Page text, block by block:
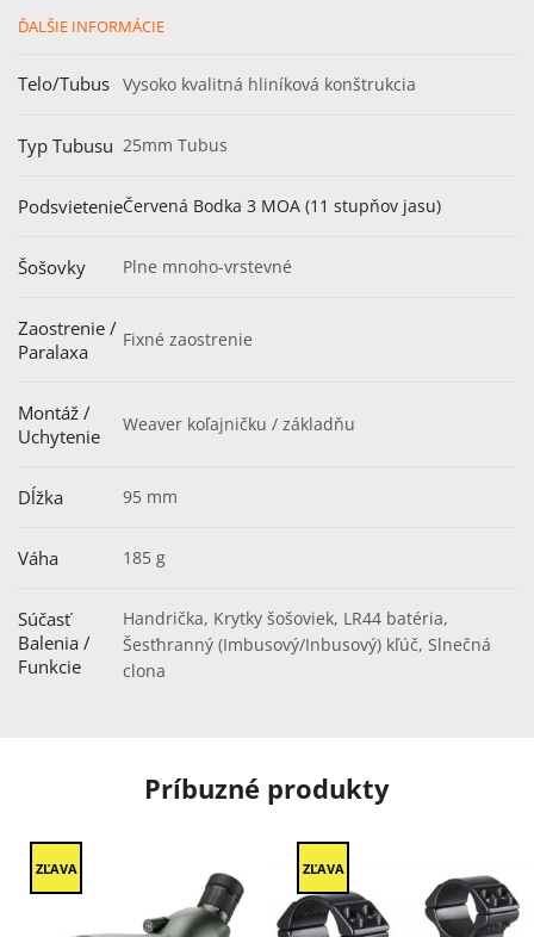
ĎALŠIE INFORMÁCIE
Telo/Tubus Vysoko kvalitná hliníková konštrukcia
Typ Tubusu 25mm Tubus
PodsvietenieČervená Bodka 3 MOA (11 stupňov jasu)
Šošovky Plne mnoho-vrstevné
Zaostrenie /
Paralaxa
Fixné zaostrenie
Montáž /
Uchytenie
Weaver koľajničku / základňu
Dĺžka 95 mm
Váha 185 g
Súčasť
Balenia /
Funkcie
Handrička, Krytky šošoviek, LR44 batéria,
Šesťhranný (Imbusový/Inbusový) kľúč, Slnečná
clona
Príbuzné produkty
ZĽAVA ZĽAVA